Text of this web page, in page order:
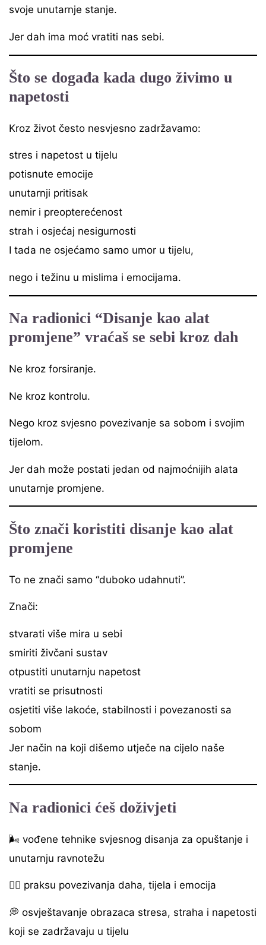
svoje unutarnje stanje.
Jer dah ima moć vratiti nas sebi.
Što se događa kada dugo živimo u
napetosti
Kroz život često nesvjesno zadržavamo:
stres i napetost u tijelu
potisnute emocije
unutarnji pritisak
nemir i preopterećenost
strah i osjećaj nesigurnosti
I tada ne osjećamo samo umor u tijelu,
nego i težinu u mislima i emocijama.
Na radionici “Disanje kao alat
promjene” vraćaš se sebi kroz dah
Ne kroz forsiranje.
Ne kroz kontrolu.
Nego kroz svjesno povezivanje sa sobom i svojim
tijelom.
Jer dah može postati jedan od najmoćnijih alata
unutarnje promjene.
Što znači koristiti disanje kao alat
promjene
To ne znači samo “duboko udahnuti”.
Znači:
stvarati više mira u sebi
smiriti živčani sustav
otpustiti unutarnju napetost
vratiti se prisutnosti
osjetiti više lakoće, stabilnosti i povezanosti sa
sobom
Jer način na koji dišemo utječe na cijelo naše
stanje.
Na radionici ćeš doživjeti
🌬️ vođene tehnike svjesnog disanja za opuštanje i
unutarnju ravnotežu
🧘‍♀️ praksu povezivanja daha, tijela i emocija
💭 osvještavanje obrazaca stresa, straha i napetosti
koji se zadržavaju u tijelu